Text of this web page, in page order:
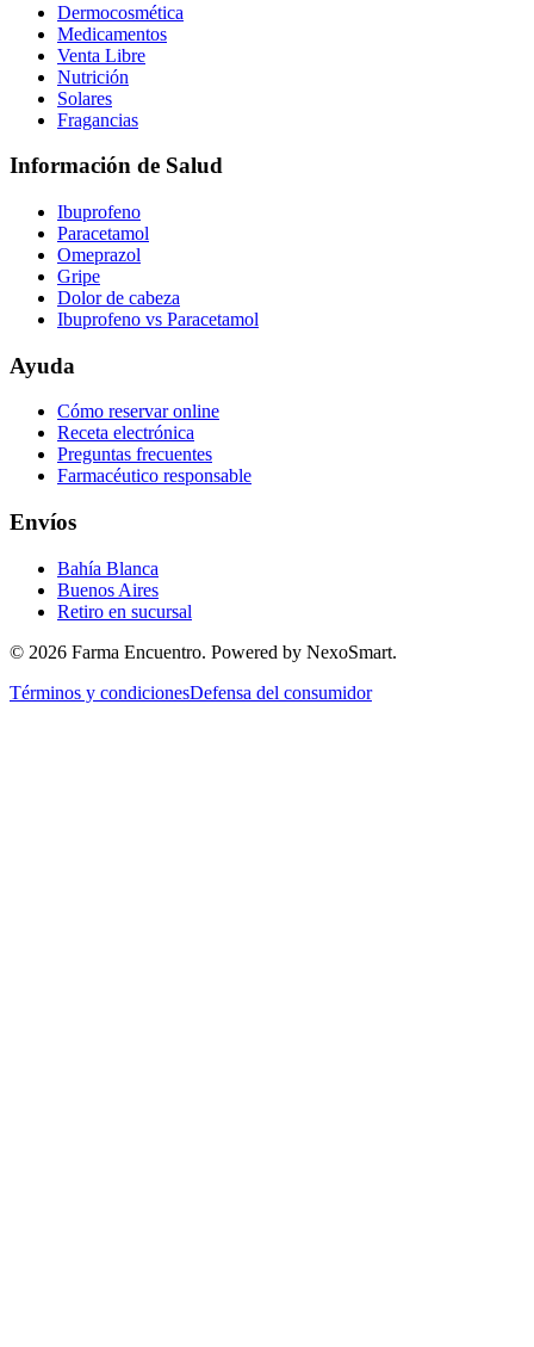
Dermocosmética
Medicamentos
Venta Libre
Nutrición
Solares
Fragancias
Información de Salud
Ibuprofeno
Paracetamol
Omeprazol
Gripe
Dolor de cabeza
Ibuprofeno vs Paracetamol
Ayuda
Cómo reservar online
Receta electrónica
Preguntas frecuentes
Farmacéutico responsable
Envíos
Bahía Blanca
Buenos Aires
Retiro en sucursal
© 2026 Farma Encuentro. Powered by NexoSmart.
Términos y condicionesDefensa del consumidor